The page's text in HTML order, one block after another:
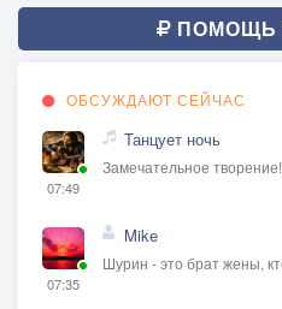
ПОМОЩЬ
ОБСУЖДАЮТ СЕЙЧАС
07:49
Танцует ночь
Замечательное
07:35
Mike
Шурин - это брат жены,